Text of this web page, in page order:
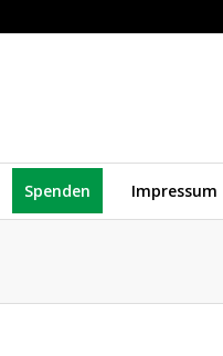
Spenden Impressum